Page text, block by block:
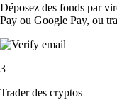
Déposez des fonds par
Pay ou Google Pay, ou
3
Trader des cryptos